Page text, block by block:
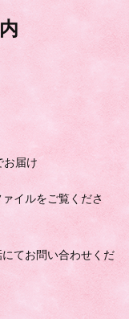
お届け
イルをご覧くださ
てお問い合わせくだ